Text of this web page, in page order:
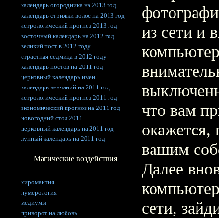
из сети и
что вам
окажется,
вашим
Далее
сети,
календарь огородника на 2013 год
календарь стрижки волос на 2013 год
астрологический прогноз 2013 год
восточный календарь на 2012 год
великий пост в 2012 году
страстная седмица в 2012 году
календарь постов на 2011 год
церковный календарь имен
календарь венчаний на 2011 год
астрологический прогноз 2011 год
экономический прогноз на 2011 год
новогодний стол 2011
церковный календарь на 2011 год
лунный календарь на 2011 год
Магические воздействия
хиромантия
нумерология
медиумы
приворот на любовь